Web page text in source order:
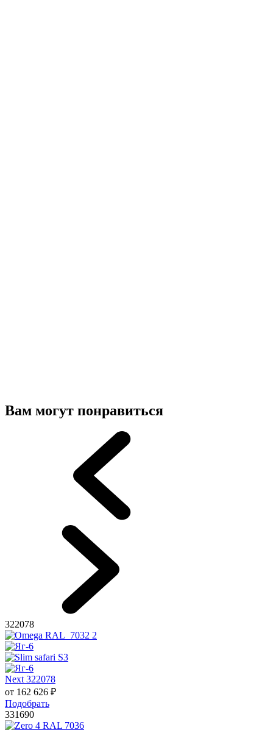
Вам могут понравиться
322078
Next 322078
от 162 626 ₽
Подобрать
331690